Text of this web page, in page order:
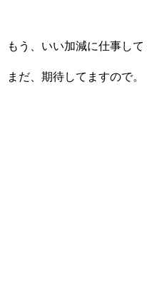
もう、いい加減に仕事して
まだ、期待してますので。